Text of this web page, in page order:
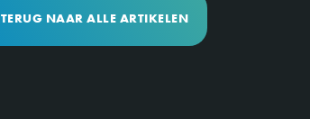
TERUG NAAR ALLE ARTIKELEN